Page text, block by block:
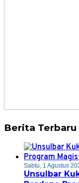
Berita Terbaru
Sabtu, 1 Agustus
Unsulbar